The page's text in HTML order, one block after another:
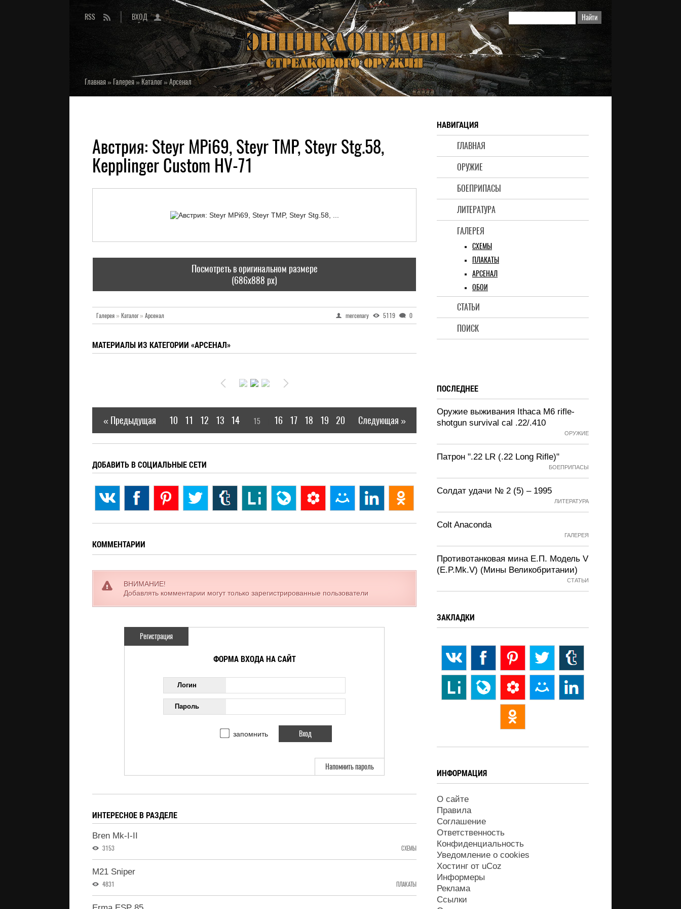
RSS ВХОД
Главная» Галерея»Каталог»Арсенал
НАВИГАЦИЯ
ГЛАВНАЯ
ОРУЖИЕ
БОЕПРИПАСЫ
ЛИТЕРАТУРА
ГАЛЕРЕЯ
СХЕМЫ
ПЛАКАТЫ
АРСЕНАЛ
ОБОИ
СТАТЬИ
ПОИСК
Австрия: Steyr MPi69, Steyr TMP, Steyr Stg.58,
Kepplinger Custom HV-71
Посмотреть в оригинальном размере
(686x888 px)
Галерея» Каталог» Арсенал mercenary 5119 0
МАТЕРИАЛЫ ИЗ КАТЕГОРИИ «АРСЕНАЛ»
« Предыдущая 10 11 12 13 14 15 16 17 18 19 20 Следующая »
ДОБАВИТЬ В СОЦИАЛЬНЫЕ СЕТИ
КОММЕНТАРИИ
ВНИМАНИЕ!
Добавлять комментарии могут только зарегистрированные пользователи
Регистрация
ФОРМА ВХОДА НА САЙТ
Логин
Пароль
запомнить
Напомнить пароль
ИНТЕРЕСНОЕ В РАЗДЕЛЕ
Bren Mk-I-II
3153 СХЕМЫ
M21 Sniper
4831 ПЛАКАТЫ
ПОСЛЕДНЕЕ
Оружие выживания Ithaca M6 rifle-
shotgun survival cal .22/.410
ОРУЖИЕ
Патрон ".22 LR (.22 Long Rifle)"
БОЕПРИПАСЫ
Солдат удачи № 2 (5) – 1995
ЛИТЕРАТУРА
Colt Anaconda
ГАЛЕРЕЯ
Противотанковая мина Е.П. Модель V
(E.P.Mk.V) (Мины Великобритании)
СТАТЬИ
ЗАКЛАДКИ
ИНФОРМАЦИЯ
О сайте
Правила
Соглашение
Ответственность
Конфиденциальность
Уведомление о cookies
Хостинг от uCoz
Информеры
Реклама
Ссылки